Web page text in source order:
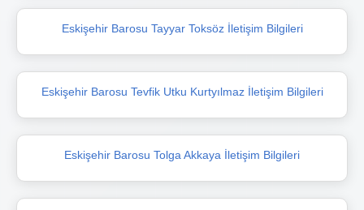
Eskişehir Barosu Tayyar Toksöz İletişim Bilgileri
Eskişehir Barosu Tevfik Utku Kurtyılmaz İletişim Bilgileri
Eskişehir Barosu Tolga Akkaya İletişim Bilgileri